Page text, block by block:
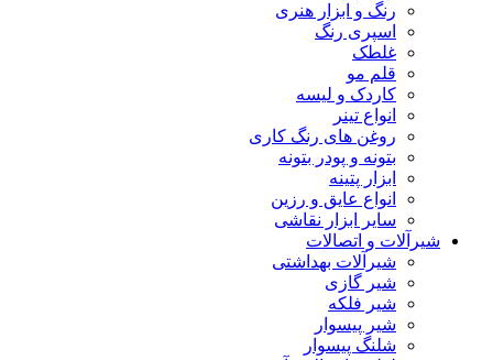
رنگ و ابزار هنری
اسپری رنگ
غلطک
قلم مو
کاردک و لیسه
انواع تینر
روغن های رنگ کاری
بتونه و پودر بتونه
ابزار پتینه
انواع عایق و رزین
سایر ابزار نقاشی
شیرآلات و اتصالات
شیرآلات بهداشتی
شیر گازی
شیر فلکه
شیر پیسوار
شلنگ پیسوار